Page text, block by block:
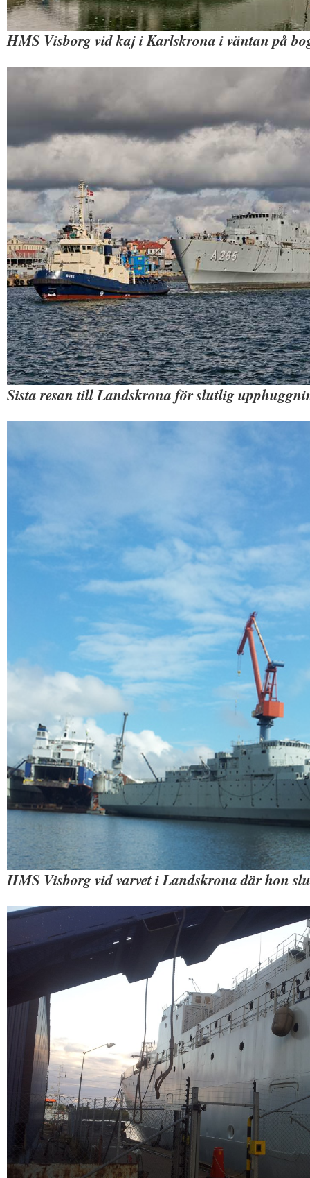
HMS Visborg vid kaj i Karlskrona i väntan på
Sista resan till Landskrona för slutlig
HMS Visborg vid varvet i Landskrona där hon